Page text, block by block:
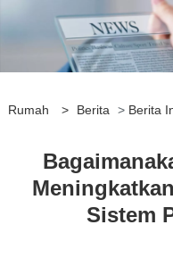
Rumah > Berita > Berita
Sistem